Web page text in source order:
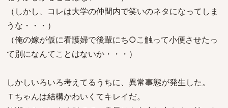
（しかし、コレは大学の仲間内で笑いのネタになってしま
うな・・・）
（俺の嫁が仮に看護婦で後輩にち○こ触って小便させたっ
て別になんてことはないか・・・）
しかしいろいろ考えてるうちに、異常事態が発生した。
Ｔちゃんは結構かわいくてキレイだ。